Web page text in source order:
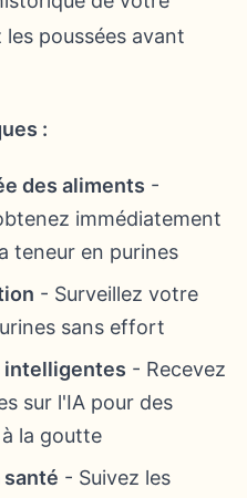
poussées avant
:
des aliments -
immédiatement
teneur en purines
- Surveillez votre
sans effort
intelligentes - Recevez
sur l'IA pour des
la goutte
santé - Suivez les